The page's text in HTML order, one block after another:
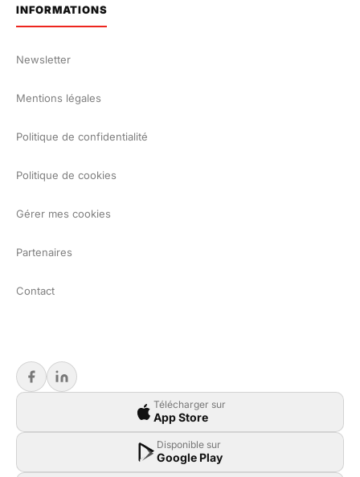
INFORMATIONS
Newsletter
Mentions légales
Politique de confidentialité
Politique de cookies
Gérer mes cookies
Partenaires
Contact
Télécharger sur
App Store
Disponible sur
Google Play